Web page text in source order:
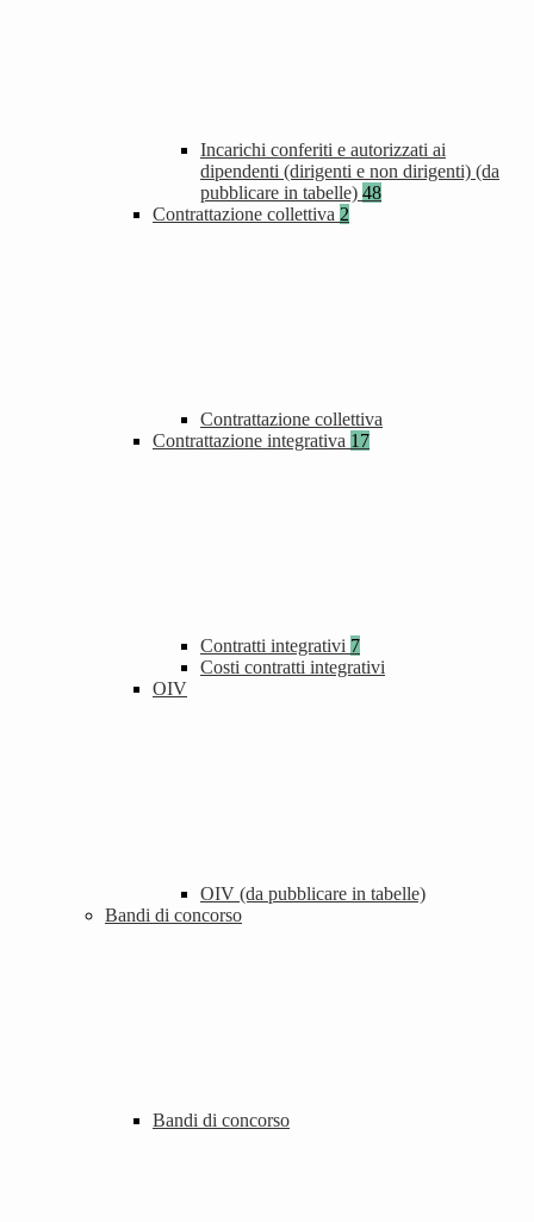
Incarichi conferiti e autorizzati ai
dipendenti (dirigenti e non dirigenti) (da
pubblicare in tabelle) 48
Contrattazione collettiva 2
Contrattazione collettiva
Contrattazione integrativa 17
Contratti integrativi 7
Costi contratti integrativi
OIV
OIV (da pubblicare in tabelle)
Bandi di concorso
Bandi di concorso